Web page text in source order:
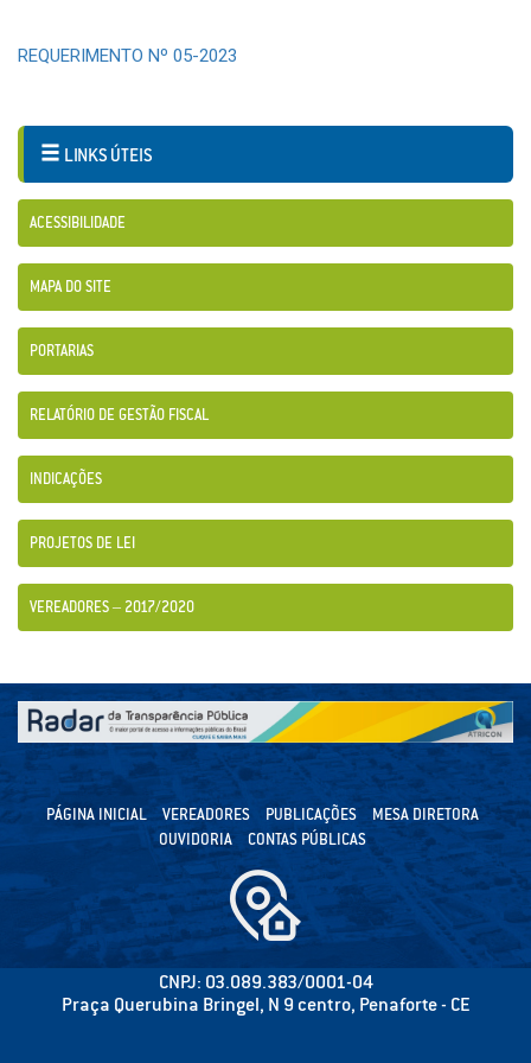
REQUERIMENTO Nº 05-2023
LINKS ÚTEIS
ACESSIBILIDADE
MAPA DO SITE
PORTARIAS
RELATÓRIO DE GESTÃO FISCAL
INDICAÇÕES
PROJETOS DE LEI
VEREADORES – 2017/2020
PÁGINA INICIAL VEREADORES PUBLICAÇÕES
MESA DIRETORA
OUVIDORIA
CONTAS PÚBLICAS
CNPJ: 03.089.383/0001-04
Praça Querubina Bringel, N 9 centro, Penaforte - CE